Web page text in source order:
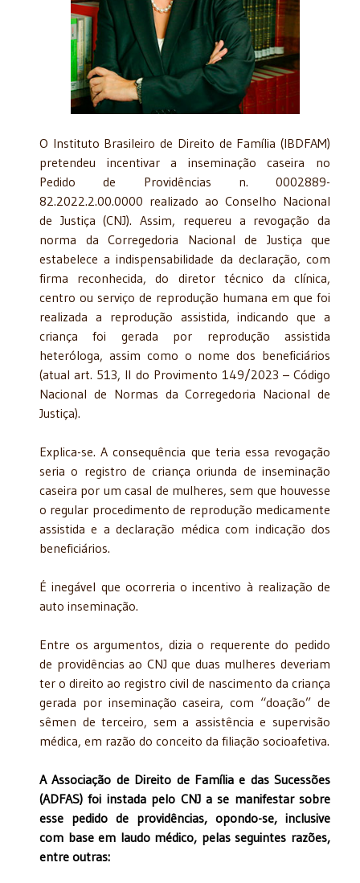
O Instituto Brasileiro de Direito de Família (IBDFAM)
pretendeu incentivar a inseminação caseira no
Pedido de Providências n. 0002889-
82.2022.2.00.0000 realizado ao Conselho Nacional
de Justiça (CNJ). Assim, requereu a revogação da
norma da Corregedoria Nacional de Justiça que
estabelece a indispensabilidade da declaração, com
firma reconhecida, do diretor técnico da clínica,
centro ou serviço de reprodução humana em que foi
realizada a reprodução assistida, indicando que a
criança foi gerada por reprodução assistida
heteróloga, assim como o nome dos beneficiários
(atual art. 513, II do Provimento 149/2023 – Código
Nacional de Normas da Corregedoria Nacional de
Justiça).
Explica-se. A consequência que teria essa revogação
seria o registro de criança oriunda de inseminação
caseira por um casal de mulheres, sem que houvesse
o regular procedimento de reprodução medicamente
assistida e a declaração médica com indicação dos
beneficiários.
É inegável que ocorreria o incentivo à realização de
auto inseminação.
Entre os argumentos, dizia o requerente do pedido
de providências ao CNJ que duas mulheres deveriam
ter o direito ao registro civil de nascimento da criança
gerada por inseminação caseira, com “doação” de
sêmen de terceiro, sem a assistência e supervisão
médica, em razão do conceito da filiação socioafetiva.
A Associação de Direito de Família e das Sucessões
(ADFAS) foi instada pelo CNJ a se manifestar sobre
esse pedido de providências, opondo-se, inclusive
com base em laudo médico, pelas seguintes razões,
entre outras: